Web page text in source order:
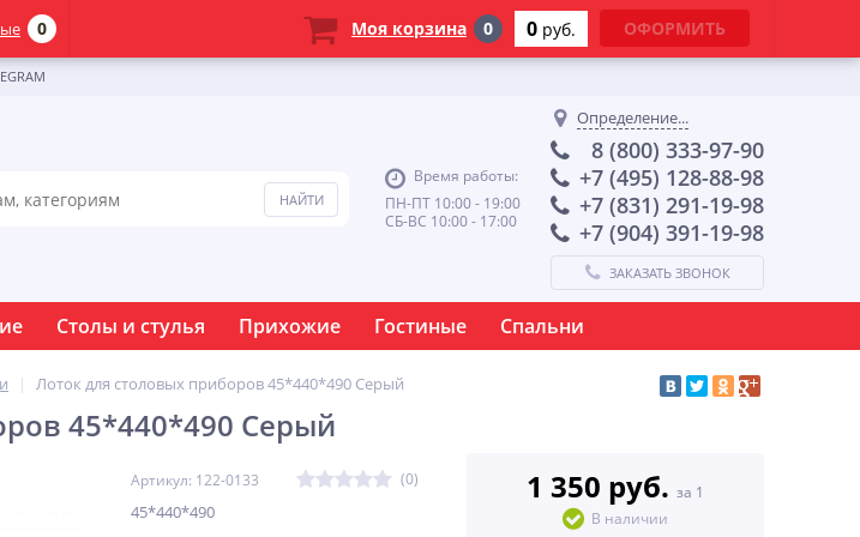
Время работы:
ПН-ПТ 10:00 - 19:00
СБ-ВС 10:00 - 17:00
Определение...
8 (800) 333-97-90
+7 (495) 128-88-98
+7 (831) 291-19-98
+7 (904) 391-19-98
ЗАКАЗАТЬ ЗВОНОК
Столы и стулья Прихожие Гостиные Спальни
Лоток для столовых приборов 45*440*490 Серый
45*440*490 Серый
Артикул: 122-0133 (0)
45*440*490
1 350 руб. за 1
В наличии
0 Моя корзина 0 0 руб. ОФОРМИТЬ